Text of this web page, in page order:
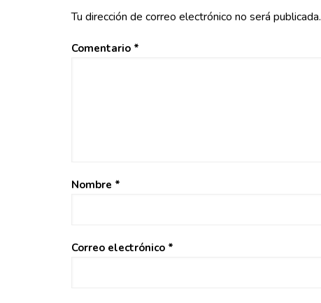
Tu dirección de correo electrónico no será publicada.
Comentario *
Nombre *
Correo electrónico *